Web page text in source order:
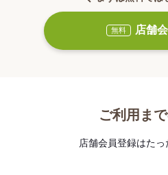
無料 店舗
ご利用ま
店舗会員登録はた